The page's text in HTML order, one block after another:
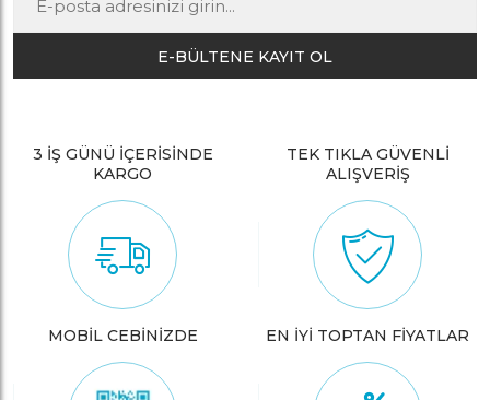
E-BÜLTENE KAYIT OL
3 İŞ GÜNÜ İÇERİSİNDE
KARGO
TEK TIKLA GÜVENLİ
ALIŞVERİŞ
MOBİL CEBİNİZDE EN İYİ TOPTAN FİYATLAR